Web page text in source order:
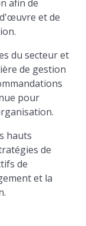
afin de
et de
du secteur et
de gestion
pour
hauts
de
de
et la